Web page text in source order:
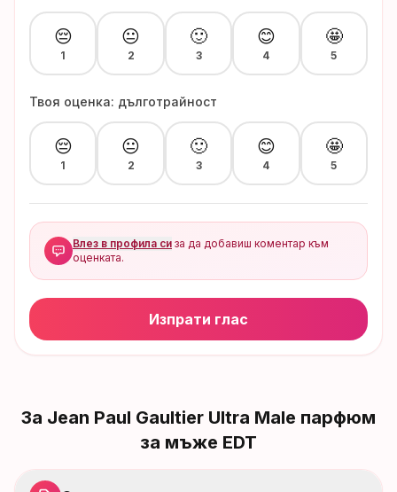
😔
1
😐
2
🙂
3
😊
4
🤩
5
Твоя оценка: дълготрайност
😔
1
😐
2
🙂
3
😊
4
🤩
5
Влез в профила си за да добавиш коментар към
оценката.
Изпрати глас
За Jean Paul Gaultier Ultra Male парфюм
за мъже EDT